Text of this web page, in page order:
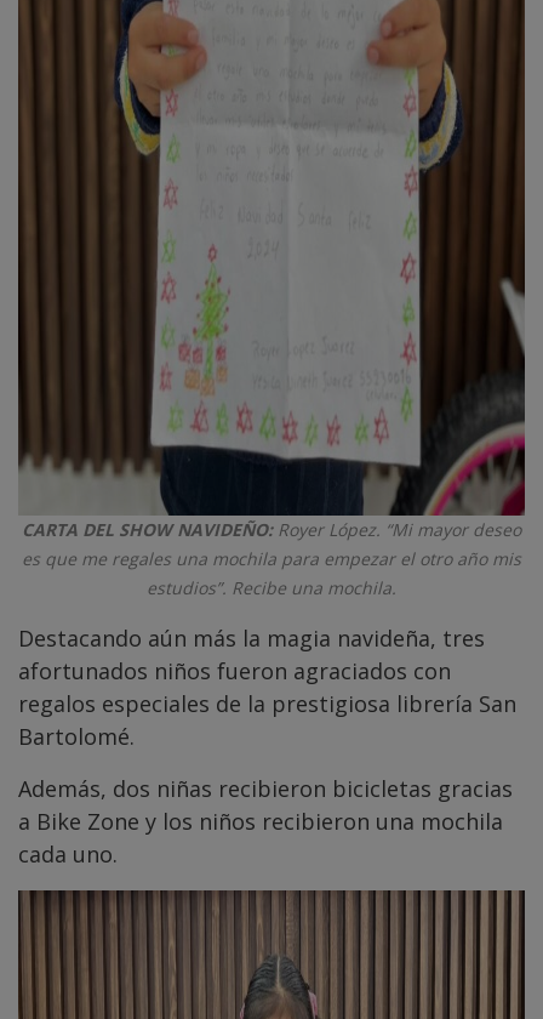
CARTA DEL SHOW NAVIDEÑO:Royer López. “Mi mayor deseo
es que me regales una mochila para empezar el otro año mis
estudios”. Recibe una mochila.
Destacando aún más la magia navideña, tres
afortunados niños fueron agraciados con
regalos especiales de la prestigiosa librería San
Bartolomé.
Además, dos niñas recibieron bicicletas gracias
a Bike Zone y los niños recibieron una mochila
cada uno.